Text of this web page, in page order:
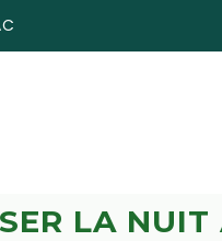
LA NUIT